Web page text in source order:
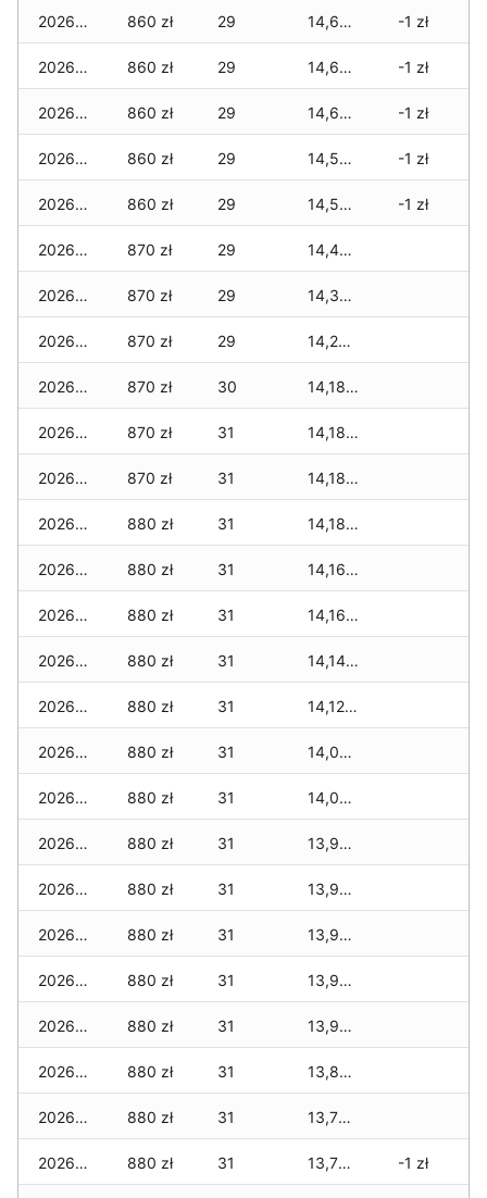
2026-07-05 860 zł 29 14,609 zł -1 zł
2026-07-04 860 zł 29 14,609 zł -1 zł
2026-07-03 860 zł 29 14,609 zł -1 zł
2026-07-02 860 zł 29 14,584 zł -1 zł
2026-07-01 860 zł 29 14,529 zł -1 zł
2026-06-30 870 zł 29 14,404 zł
2026-06-28 870 zł 29 14,379 zł
2026-06-27 870 zł 29 14,289 zł
2026-06-26 870 zł 30 14,189 zł
2026-06-25 870 zł 31 14,189 zł
2026-06-24 870 zł 31 14,189 zł
2026-06-23 880 zł 31 14,189 zł
2026-06-22 880 zł 31 14,169 zł
2026-06-21 880 zł 31 14,169 zł
2026-06-20 880 zł 31 14,149 zł
2026-06-19 880 zł 31 14,124 zł
2026-06-18 880 zł 31 14,074 zł
2026-06-17 880 zł 31 14,064 zł
2026-06-16 880 zł 31 13,964 zł
2026-06-15 880 zł 31 13,964 zł
2026-06-14 880 zł 31 13,944 zł
2026-06-13 880 zł 31 13,944 zł
2026-06-12 880 zł 31 13,919 zł
2026-06-11 880 zł 31 13,819 zł
2026-06-10 880 zł 31 13,769 zł
2026-06-09 880 zł 31 13,769 zł -1 zł